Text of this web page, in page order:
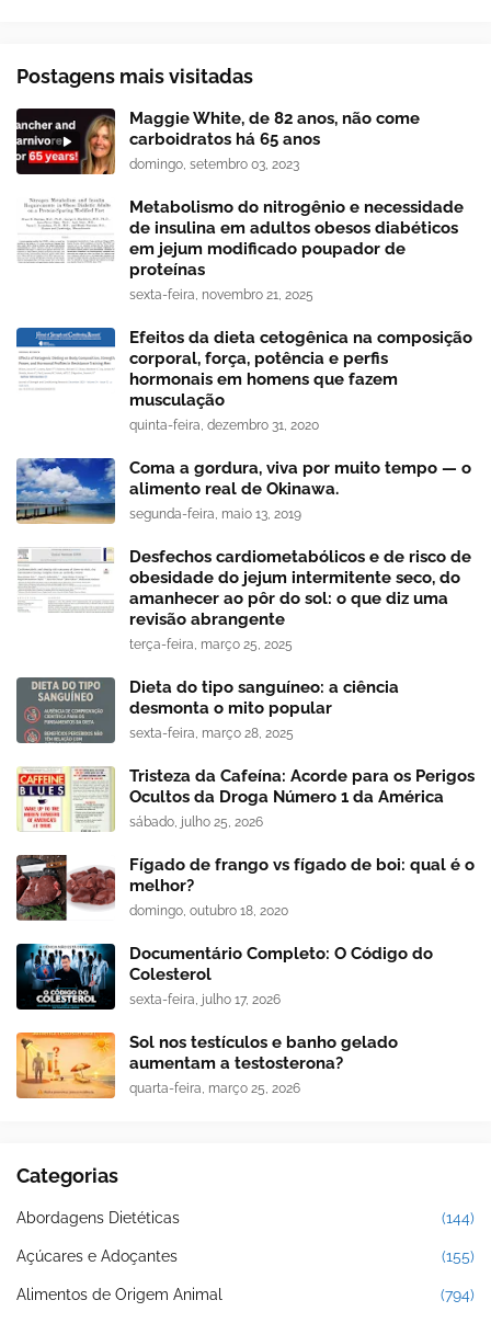
Postagens mais visitadas
Maggie White, de 82 anos, não come
carboidratos há 65 anos
domingo, setembro 03, 2023
Metabolismo do nitrogênio e necessidade
de insulina em adultos obesos diabéticos
em jejum modificado poupador de
proteínas
sexta-feira, novembro 21, 2025
Efeitos da dieta cetogênica na composição
corporal, força, potência e perfis
hormonais em homens que fazem
musculação
quinta-feira, dezembro 31, 2020
Coma a gordura, viva por muito tempo — o
alimento real de Okinawa.
segunda-feira, maio 13, 2019
Desfechos cardiometabólicos e de risco de
obesidade do jejum intermitente seco, do
amanhecer ao pôr do sol: o que diz uma
revisão abrangente
terça-feira, março 25, 2025
Dieta do tipo sanguíneo: a ciência
desmonta o mito popular
sexta-feira, março 28, 2025
Tristeza da Cafeína: Acorde para os Perigos
Ocultos da Droga Número 1 da América
sábado, julho 25, 2026
Fígado de frango vs fígado de boi: qual é o
melhor?
domingo, outubro 18, 2020
Documentário Completo: O Código do
Colesterol
sexta-feira, julho 17, 2026
Sol nos testículos e banho gelado
aumentam a testosterona?
quarta-feira, março 25, 2026
Categorias
Abordagens Dietéticas (144)
Açúcares e Adoçantes (155)
Alimentos de Origem Animal (794)